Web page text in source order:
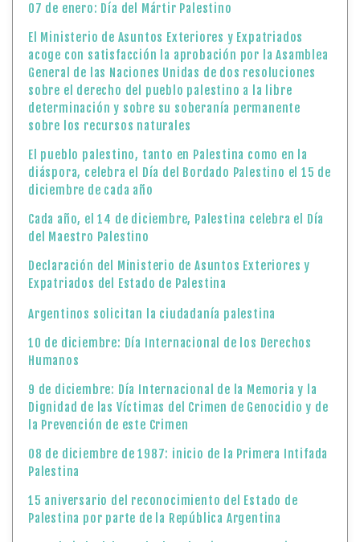
07 de enero: Día del Mártir Palestino
El Ministerio de Asuntos Exteriores y Expatriados
acoge con satisfacción la aprobación por la Asamblea
General de las Naciones Unidas de dos resoluciones
sobre el derecho del pueblo palestino a la libre
determinación y sobre su soberanía permanente
sobre los recursos naturales
El pueblo palestino, tanto en Palestina como en la
diáspora, celebra el Día del Bordado Palestino el 15 de
diciembre de cada año
Cada año, el 14 de diciembre, Palestina celebra el Día
del Maestro Palestino
Declaración del Ministerio de Asuntos Exteriores y
Expatriados del Estado de Palestina
Argentinos solicitan la ciudadanía palestina
10 de diciembre: Día Internacional de los Derechos
Humanos
9 de diciembre: Día Internacional de la Memoria y la
Dignidad de las Víctimas del Crimen de Genocidio y de
la Prevención de este Crimen
08 de diciembre de 1987: inicio de la Primera Intifada
Palestina
15 aniversario del reconocimiento del Estado de
Palestina por parte de la República Argentina